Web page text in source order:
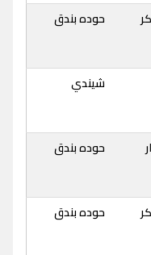
حوده بندق
شيندي
حوده بندق
حوده بندق